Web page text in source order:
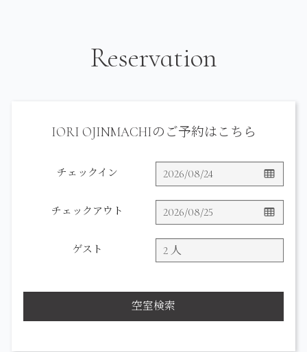
Reservation
IORI OJINMACHIのご予約はこちら
チェックイン
チェックアウト
ゲスト
空室検索